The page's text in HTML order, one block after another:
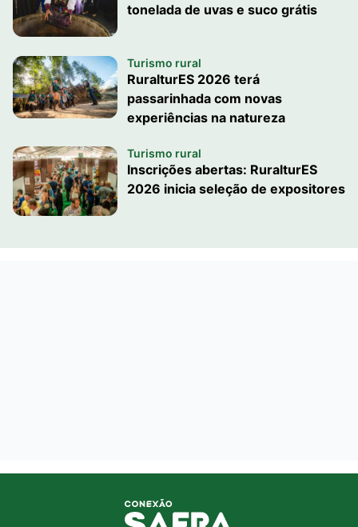
tonelada de uvas e suco grátis
Turismo rural
RuralturES 2026 terá
passarinhada com novas
experiências na natureza
Turismo rural
Inscrições abertas: RuralturES
2026 inicia seleção de expositores